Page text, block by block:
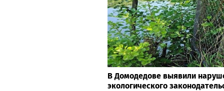
В Домодедове выявили
экологического